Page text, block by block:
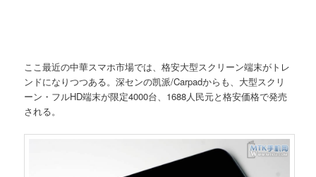
ここ最近の中華スマホ市場では、格安大型スクリーン端末がトレ
ンドになりつつある。深センの凯派/Carpadからも、大型スクリ
ーン・フルHD端末が限定4000台、1688人民元と格安価格で発売
される。